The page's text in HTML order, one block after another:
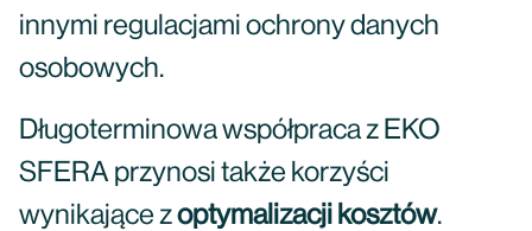
innymi regulacjami ochrony danych
osobowych.
Długoterminowa współpraca z EKO
SFERA przynosi także korzyści
wynikające zoptymalizacji kosztów.